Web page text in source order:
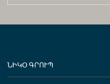
ՆԻԿՕ ԳՐՈՒՊ